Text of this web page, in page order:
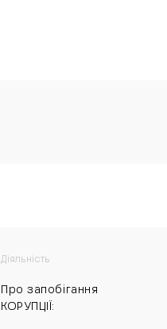
Діяльність
Про запобігання
КОРУПЦІЇ: